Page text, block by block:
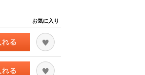
お気に入り